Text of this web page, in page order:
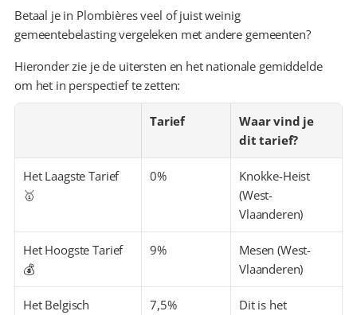
Betaal je in Plombières veel of juist weinig
gemeentebelasting vergeleken met andere gemeenten?
Hieronder zie je de uitersten en het nationale gemiddelde
om het in perspectief te zetten:
Tarief
Waar vind je
dit tarief?
Het Laagste Tarief
🥇
0%
Knokke-Heist
(West-
Vlaanderen)
Het Hoogste Tarief
💰
9%
Mesen (West-
Vlaanderen)
Het Belgisch
7,5%
Dit is het